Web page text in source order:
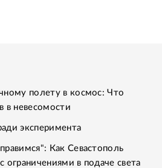
полету в космос: Что
в невесомости
эксперимента
Как Севастополь
ограничениями в подаче света